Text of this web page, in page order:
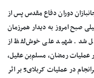
دوران دفاع مقدس پس از
صبح امروز به دیدار همرزمان
شد. شهید علی خوش‌لفظ از
بود که در عملیات رمضان، مسلم‌بن عقیل،
والفجر5، کربلای4 و کربلای5 حضور داشت و سرانجام در عملیات کربلای5 بر اثر